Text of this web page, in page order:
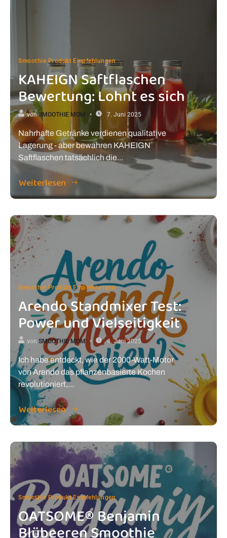
Smoothie Produkt Empfehlungen
KAHEIGN Saftflaschen
Bewertung: Lohnt es sich
vonSMOOTHIE MOM 7. Juni 2025
Nahrhafte Getränke verdienen qualitative
Lagerung - aber bewahren KAHEIGN
Saftflaschen tatsächlich die...
Weiterlesen
Smoothie Produkt Empfehlungen
Arendo Standmixer Test:
Power und Vielseitigkeit
vonSMOOTHIE MOM 4. Juni 2025
Ich habe entdeckt, wie der 2000-Watt-Motor
von Arendo das pflanzenbasierte Kochen
revolutioniert,...
Weiterlesen
Smoothie Produkt Empfehlungen
OATSOME® Benjamin